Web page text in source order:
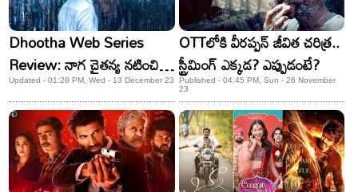
Dhootha Web Series
Review: నాగ చైతన్య నటించిన
తొలి వెబ్ సిరీస్ ‘దూత’.. ఎలా
ఉందంటే?
Updated - 01:28 PM, Wed - 13 December 23
OTTలోకి వీరప్పన్ జీవిత చరిత్ర..
స్ట్రీమింగ్ ఎక్కడ? ఎప్పుడంటే?
Published - 04:45 PM, Sun - 26 November
23